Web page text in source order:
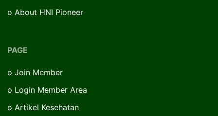
o About HNI Pioneer
PAGE
o Join Member
o Login Member Area
o Artikel Kesehatan